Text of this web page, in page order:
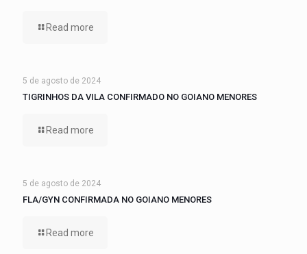
Read more
5 de agosto de 2024
TIGRINHOS DA VILA CONFIRMADO NO GOIANO MENORES
Read more
5 de agosto de 2024
FLA/GYN CONFIRMADA NO GOIANO MENORES
Read more